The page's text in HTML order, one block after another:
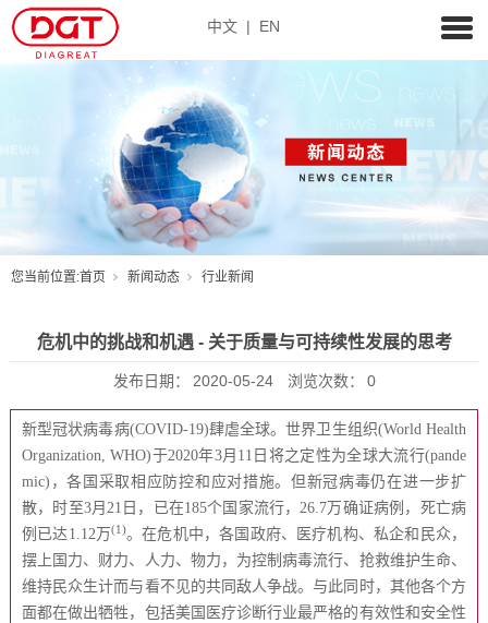
中文 | EN
您当前位置:首页 新闻动态 行业新闻
危机中的挑战和机遇 - 关于质量与可持续性发展的思考
发布日期： 2020-05-24 浏览次数： 0
新型冠状病毒病(COVID-19)肆虐全球。世界卫生组织(World Health
Organization, WHO)于2020年3月11日将之定性为全球大流行(pande
mic)，各国采取相应防控和应对措施。但新冠病毒仍在进一步扩
散，时至3月21日，已在185个国家流行，26.7万确证病例，死亡病
例已达1.12万(1)。在危机中，各国政府、医疗机构、私企和民众，
摆上国力、财力、人力、物力，为控制病毒流行、抢救维护生命、
维持民众生计而与看不见的共同敌人争战。与此同时，其他各个方
面都在做出牺牲，包括美国医疗诊断行业最严格的有效性和安全性